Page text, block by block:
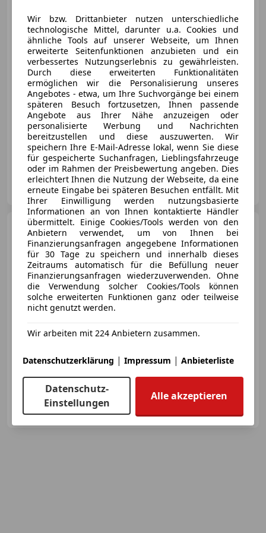
1.2 GS/LED/SHZ/ACC/ 96 kW (131
...
€ 28 374 1
10/2025 10 km Benzin 96 kW (131 PS)
MD Fahrzeughandels GmbH
AT-6844 Altach
Opel Combo1.5 Diesel XL
GS *7 Sitzer
€ 31 980 1
Autohaus Seidl
AT-4591 Molln
Wir bzw. Drittanbieter nutzen unterschiedliche
technologische Mittel, darunter u.a. Cookies und
ähnliche Tools auf unserer Webseite, um Ihnen
erweiterte Seitenfunktionen anzubieten und ein
verbessertes Nutzungserlebnis zu gewährleisten.
Durch diese erweiterten Funktionalitäten
ermöglichen wir die Personalisierung unseres
Angebotes - etwa, um Ihre Suchvorgänge bei einem
späteren Besuch fortzusetzen, Ihnen passende
Angebote aus Ihrer Nähe anzuzeigen oder
personalisierte Werbung und Nachrichten
bereitzustellen und diese auszuwerten. Wir
speichern Ihre E-Mail-Adresse lokal, wenn Sie diese
für gespeicherte Suchanfragen, Lieblingsfahrzeuge
oder im Rahmen der Preisbewertung angeben. Dies
erleichtert Ihnen die Nutzung der Webseite, da eine
erneute Eingabe bei späteren Besuchen entfällt. Mit
Ihrer Einwilligung werden nutzungsbasierte
Informationen an von Ihnen kontaktierte Händler
übermittelt. Einige Cookies/Tools werden von den
Anbietern verwendet, um von Ihnen bei
Finanzierungsanfragen angegebene Informationen
für 30 Tage zu speichern und innerhalb dieses
Zeitraums automatisch für die Befüllung neuer
Finanzierungsanfragen wiederzuverwenden. Ohne
die Verwendung solcher Cookies/Tools können
solche erweiterten Funktionen ganz oder teilweise
nicht genutzt werden.
Wir arbeiten mit 224 Anbietern zusammen.
Datenschutzerklärung | Impressum | Anbieterliste
Datenschutz-
Einstellungen
Alle akzeptieren